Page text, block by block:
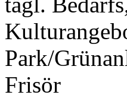
Park/
Frisör